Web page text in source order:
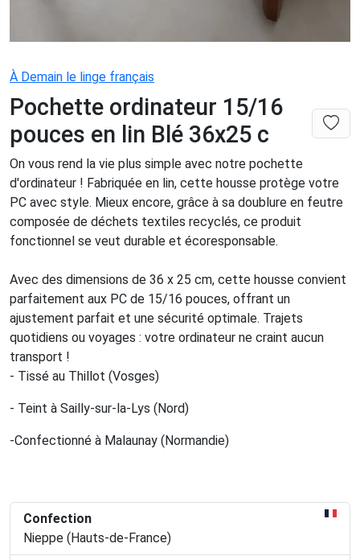
À Demain le linge français
Pochette ordinateur 15/16
pouces en lin Blé 36x25 c
On vous rend la vie plus simple avec notre pochette
d'ordinateur ! Fabriquée en lin, cette housse protège votre
PC avec style. Mieux encore, grâce à sa doublure en feutre
composée de déchets textiles recyclés, ce produit
fonctionnel se veut durable et écoresponsable.
Avec des dimensions de 36 x 25 cm, cette housse convient
parfaitement aux PC de 15/16 pouces, offrant un
ajustement parfait et une sécurité optimale. Trajets
quotidiens ou voyages : votre ordinateur ne craint aucun
transport !
- Tissé au Thillot (Vosges)
- Teint à Sailly-sur-la-Lys (Nord)
-Confectionné à Malaunay (Normandie)
Confection
Nieppe (Hauts-de-France)